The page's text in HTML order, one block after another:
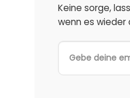
Keine sorge,
wenn es wieder